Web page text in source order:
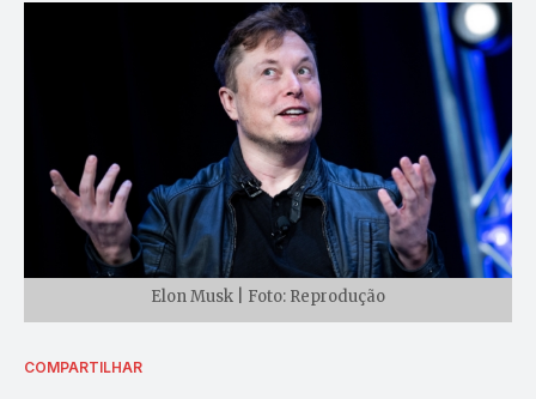
Elon Musk | Foto: Reprodução
COMPARTILHAR